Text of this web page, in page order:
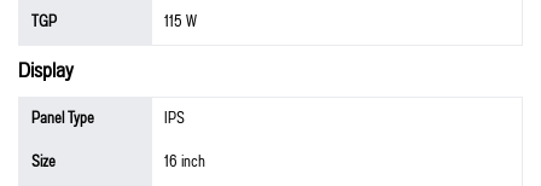
TGP
115 W
Display
Panel Type
IPS
Size
16 inch